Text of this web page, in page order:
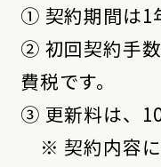
① 契約期間は1
② 初回契約手
費税です。
③ 更新料は、
※ 契約内容に